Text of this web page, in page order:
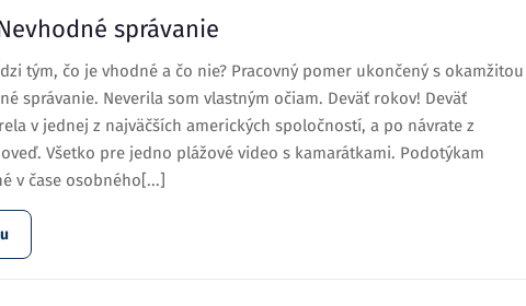
správanie
tým, čo je vhodné a čo nie? Pracovný pomer ukončený s okamžitou
správanie. Neverila som vlastným očiam. Deväť rokov! Deväť
v jednej z najväčších amerických spoločností, a po návrate z
Všetko pre jedno plážové video s kamarátkami. Podotýkam
v čase osobného[...]